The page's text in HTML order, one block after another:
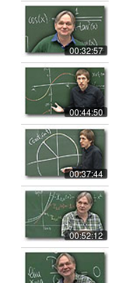
00:32:57
00:44:50
00:37:44
00:52:12